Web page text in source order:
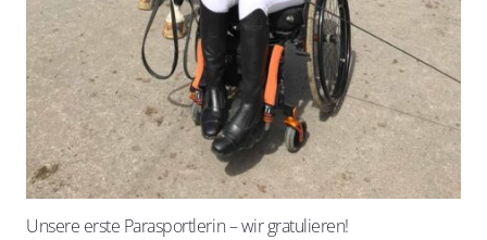
Unsere erste Parasportlerin – wir gratulieren!